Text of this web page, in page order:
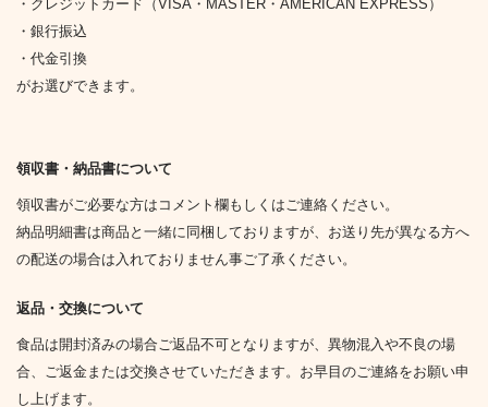
・クレジットカード（VISA・MASTER・AMERICAN EXPRESS）
・銀行振込
・代金引換
がお選びできます。
領収書・納品書について
領収書がご必要な方はコメント欄もしくはご連絡ください。
納品明細書は商品と一緒に同梱しておりますが、お送り先が異なる方へ
の配送の場合は入れておりません事ご了承ください。
返品・交換について
食品は開封済みの場合ご返品不可となりますが、異物混入や不良の場
合、ご返金または交換させていただきます。お早目のご連絡をお願い申
し上げます。